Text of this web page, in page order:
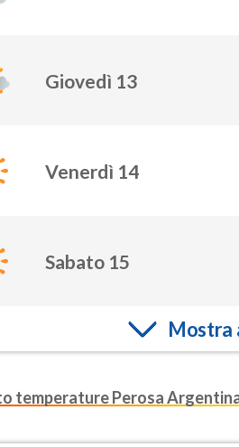
Giovedì 13
Venerdì 14
Sabato 15
Mostra
temperature Perosa